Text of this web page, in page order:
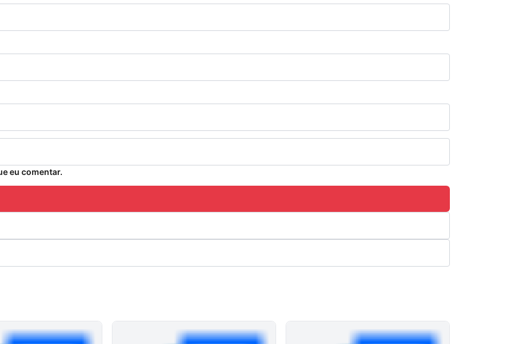
eu comentar.